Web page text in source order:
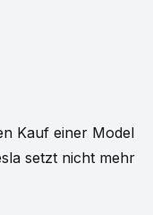
Kauf einer Model
setzt nicht mehr